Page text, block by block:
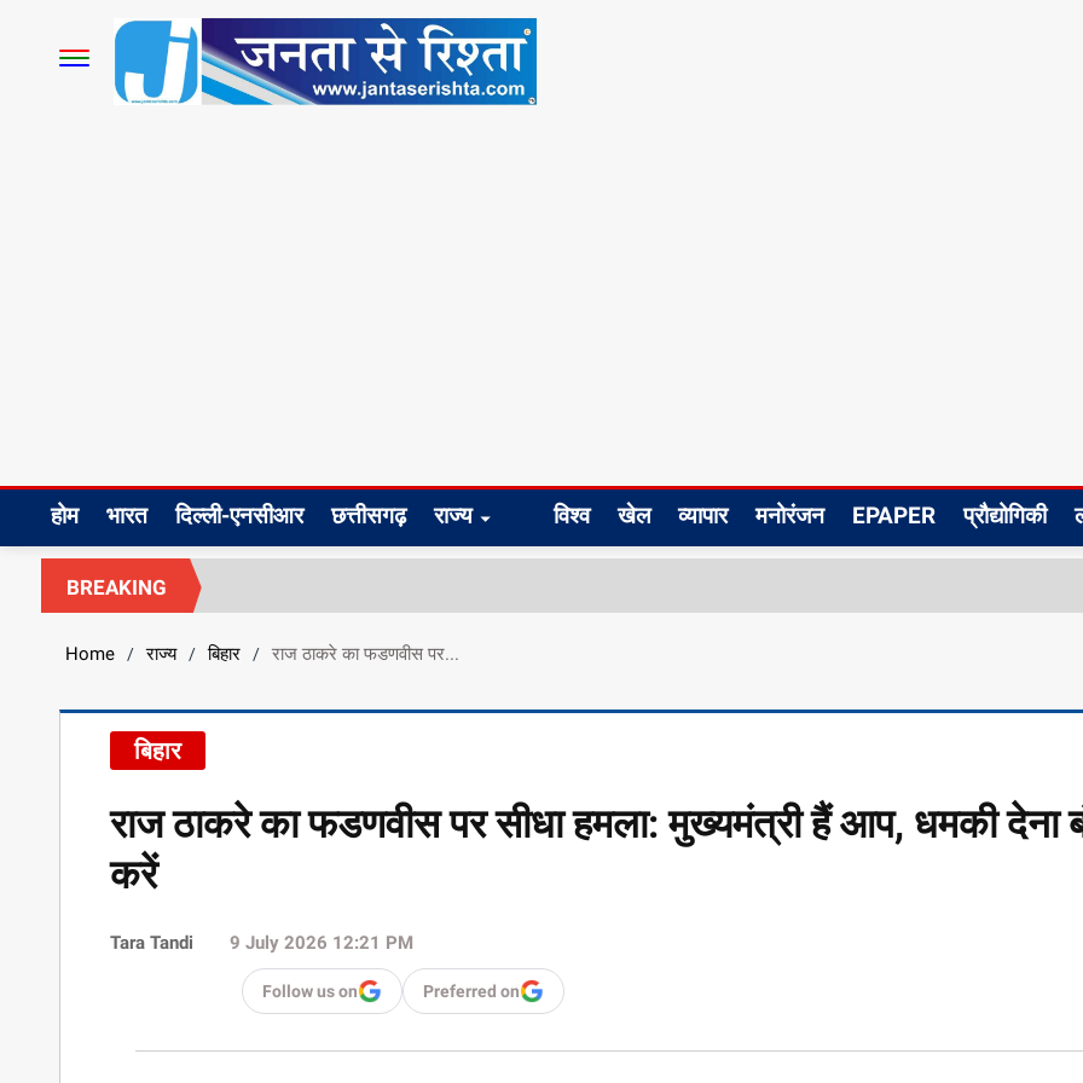
होम भारत दिल्ली-एनसीआर छत्तीसगढ़ राज्य विश्व खेल व्यापार मनोरंजन EPAPER प्रौद्योगिकी
BREAKING
Home / राज्य / बिहार / राज ठाकरे का फडणवीस पर...
बिहार
राज ठाकरे का फडणवीस पर सीधा हमला: मुख्यमंत्री हैं आप, धमकी देना
करें
Tara Tandi 9 July 2026 12:21 PM
Follow us on Preferred on